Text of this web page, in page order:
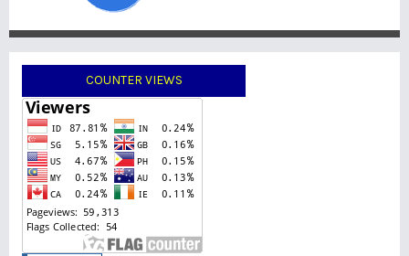
COUNTER VIEWS